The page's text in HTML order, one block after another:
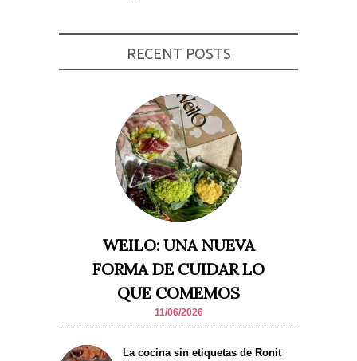
RECENT POSTS
WEILO: UNA NUEVA
FORMA DE CUIDAR LO
QUE COMEMOS
11/06/2026
La cocina sin etiquetas de Ronit